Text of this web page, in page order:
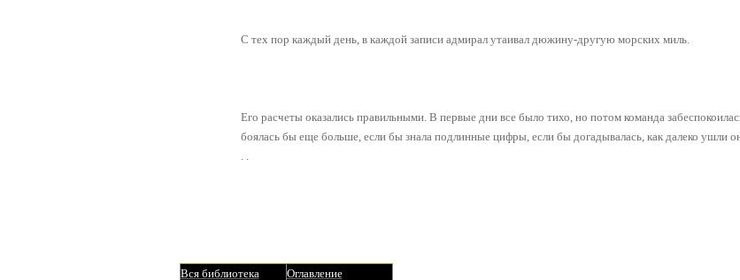
С тех пор каждый день, в каждой записи адмирал утаивал дюжину-другую морских миль.
Его расчеты оказались правильными. В первые дни все было тихо, но потом команда
боялась бы еще больше, если бы знала подлинные цифры, если бы догадывалась, как далеко ушли
Вся библиотека Оглавление